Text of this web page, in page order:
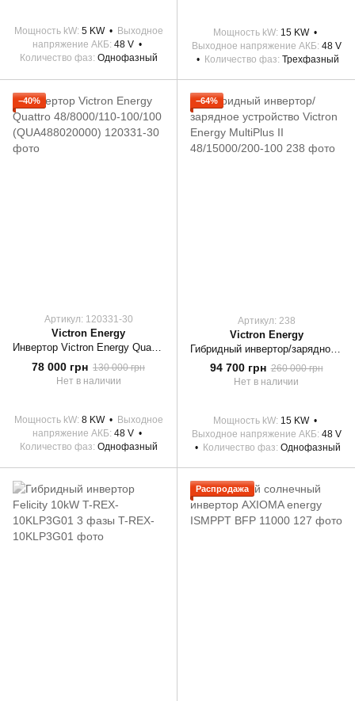
Мощность kW 5 KW
Выходное
напряжение АКБ 48 V
Количество фаз Однофазный
Мощность kW 15 KW
Выходное напряжение АКБ 48 V
Количество фаз Трехфазный
−40%
Артикул: 120331-30
Victron Energy
Инвертор Victron Energy Quattro 48/8000/110-100/100 (QUA488020000)
78 000 грн 130 000 грн
Нет в наличии
Мощность kW 8 KW
Выходное
напряжение АКБ 48 V
Количество фаз Однофазный
−64%
Артикул: 238
Victron Energy
94 700 грн 260 000 грн
Нет в наличии
Мощность kW 15 KW
Выходное напряжение АКБ 48 V
Количество фаз Однофазный
Распродажа